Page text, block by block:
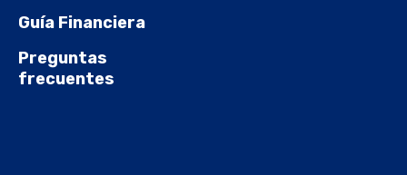
Guía Financiera
Preguntas
frecuentes